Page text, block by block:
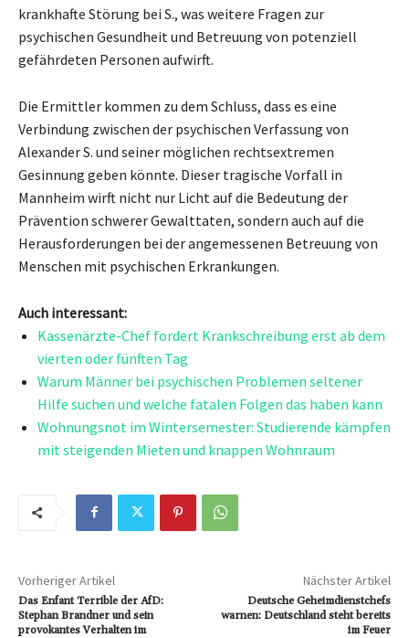
krankhafte Störung bei S., was weitere Fragen zur
psychischen Gesundheit und Betreuung von potenziell
gefährdeten Personen aufwirft.
Die Ermittler kommen zu dem Schluss, dass es eine
Verbindung zwischen der psychischen Verfassung von
Alexander S. und seiner möglichen rechtsextremen
Gesinnung geben könnte. Dieser tragische Vorfall in
Mannheim wirft nicht nur Licht auf die Bedeutung der
Prävention schwerer Gewalttaten, sondern auch auf die
Herausforderungen bei der angemessenen Betreuung von
Menschen mit psychischen Erkrankungen.
Auch interessant:
Kassenärzte-Chef fordert Krankschreibung erst ab dem
vierten oder fünften Tag
Warum Männer bei psychischen Problemen seltener
Hilfe suchen und welche fatalen Folgen das haben kann
Wohnungsnot im Wintersemester: Studierende kämpfen
mit steigenden Mieten und knappen Wohnraum
Vorheriger Artikel
Das Enfant Terrible der AfD:
Stephan Brandner und sein
provokantes Verhalten im
Nächster Artikel
Deutsche Geheimdienstchefs
warnen: Deutschland steht bereits
im Feuer